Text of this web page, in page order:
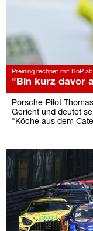
Preining rechnet mit BoP ab
"Bin kurz davor
Porsche-Pilot
Gericht und deutet
"Köche aus dem